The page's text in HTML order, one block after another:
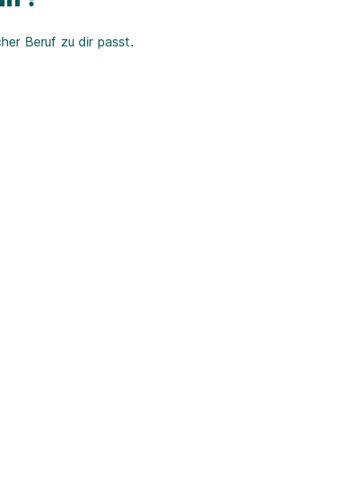
Beruf zu dir passt.